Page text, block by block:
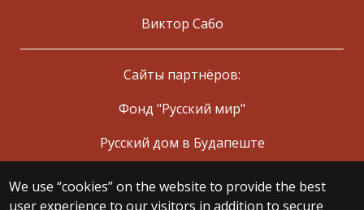
We use “cookies” on the website to provide the best
user experience to our visitors in addition to secure
Виктор Сабо
Сайты партнёров:
Фонд "Русский мир"
Русский дом в Будапеште
© 2025 Eötvös Loránd University